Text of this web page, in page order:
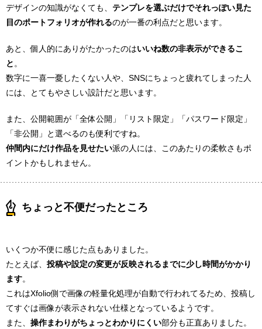
デザインの知識がなくても、 テンプレを選ぶだけでそれっぽい見た
目のポートフォリオが作れるのが一番の利点だと思います。
あと、個人的にありがたかったのはいいね数の非表示ができるこ
と 。
数字に一喜一憂したくない人や、SNSにちょっと疲れてしまった人
には、とてもやさしい設計だと思います。
また、公開範囲が「全体公開」「リスト限定」「パスワード限定」
「非公開」と選べるのも便利ですね。
仲間内にだけ作品を見せたい派の人には、このあたりの柔軟さもポ
イントかもしれません。
ちょっと不便だったところ
いくつか不便に感じた点もありました。
たとえば、 投稿や設定の変更が反映されるまでに少し時間がかかり
ます。
これはXfolio側で画像の軽量化処理が自動で行われてるため、投稿し
てすぐは画像が表示されない仕様となっているようです。
また、 操作まわりがちょっとわかりにくい部分も正直ありました。